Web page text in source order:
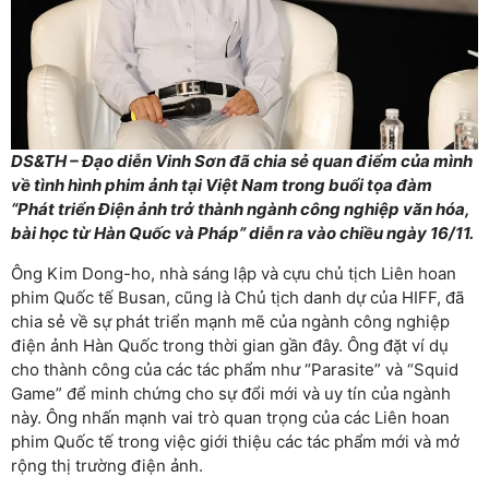
DS&TH – Đạo diễn Vinh Sơn đã chia sẻ quan điểm của mình
về tình hình phim ảnh tại Việt Nam trong buổi tọa đàm
“Phát triển Điện ảnh trở thành ngành công nghiệp văn hóa,
bài học từ Hàn Quốc và Pháp” diễn ra vào chiều ngày 16/11.
Ông Kim Dong-ho, nhà sáng lập và cựu chủ tịch Liên hoan
phim Quốc tế Busan, cũng là Chủ tịch danh dự của HIFF, đã
chia sẻ về sự phát triển mạnh mẽ của ngành công nghiệp
điện ảnh Hàn Quốc trong thời gian gần đây. Ông đặt ví dụ
cho thành công của các tác phẩm như “Parasite” và “Squid
Game” để minh chứng cho sự đổi mới và uy tín của ngành
này. Ông nhấn mạnh vai trò quan trọng của các Liên hoan
phim Quốc tế trong việc giới thiệu các tác phẩm mới và mở
rộng thị trường điện ảnh.